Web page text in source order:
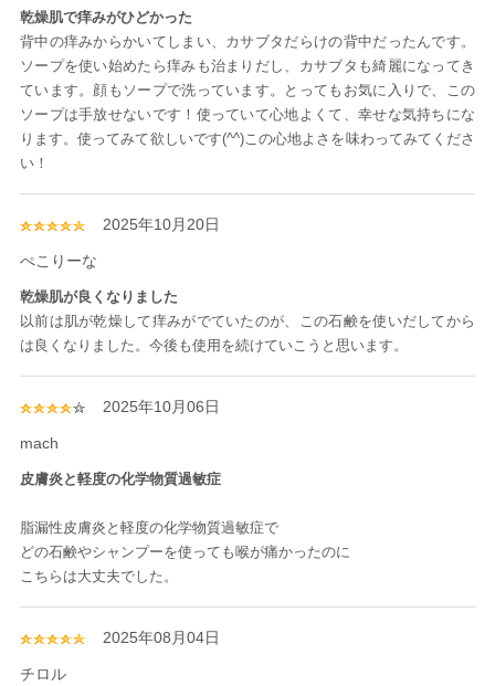
乾燥肌で痒みがひどかった
背中の痒みからかいてしまい、カサブタだらけの背中だったんです。
ソープを使い始めたら痒みも治まりだし、カサブタも綺麗になってき
ています。顔もソープで洗っています。とってもお気に入りで、この
ソープは手放せないです！使っていて心地よくて、幸せな気持ちにな
ります。使ってみて欲しいです(^^)この心地よさを味わってみてくださ
い！
2025年10月20日
ぺこりーな
乾燥肌が良くなりました
以前は肌が乾燥して痒みがでていたのが、この石鹸を使いだしてから
は良くなりました。今後も使用を続けていこうと思います。
2025年10月06日
mach
皮膚炎と軽度の化学物質過敏症
脂漏性皮膚炎と軽度の化学物質過敏症で
どの石鹸やシャンプーを使っても喉が痛かったのに
こちらは大丈夫でした。
2025年08月04日
チロル